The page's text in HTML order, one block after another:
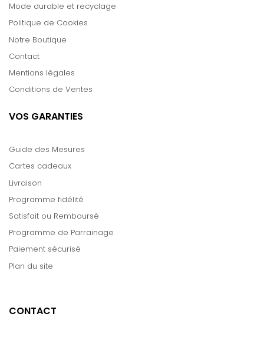
Mode durable et recyclage
Politique de Cookies
Notre Boutique
Contact
Mentions légales
Conditions de Ventes
VOS GARANTIES
Guide des Mesures
Cartes cadeaux
Livraison
Programme fidélité
Satisfait ou Remboursé
Programme de Parrainage
Paiement sécurisé
Plan du site
CONTACT